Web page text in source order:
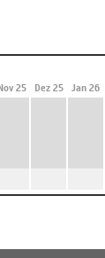
25 Dez 25 Jan 26